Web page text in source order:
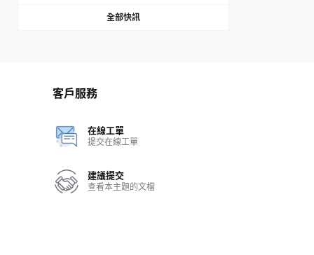
全部快訊
客戶服務
在線工單
提交在線工單
建議提交
查看本主題的文檔